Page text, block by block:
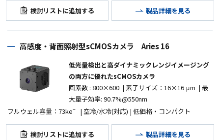
検討リストに追加する 製品詳細を見る
高感度・背面照射型sCMOSカメラ Aries 16
低光量検出と高ダイナミックレンジイメージング
の両方に優れたsCMOSカメラ
画素数 : 800×600 | 素子サイズ： 16×16 μm | 最
大量子効率: 90.7%@550nm
フルウェル容量：73ke– | 空冷/水冷(対応) | 低価格・コンパクト
検討リストに追加する 製品詳細を見る